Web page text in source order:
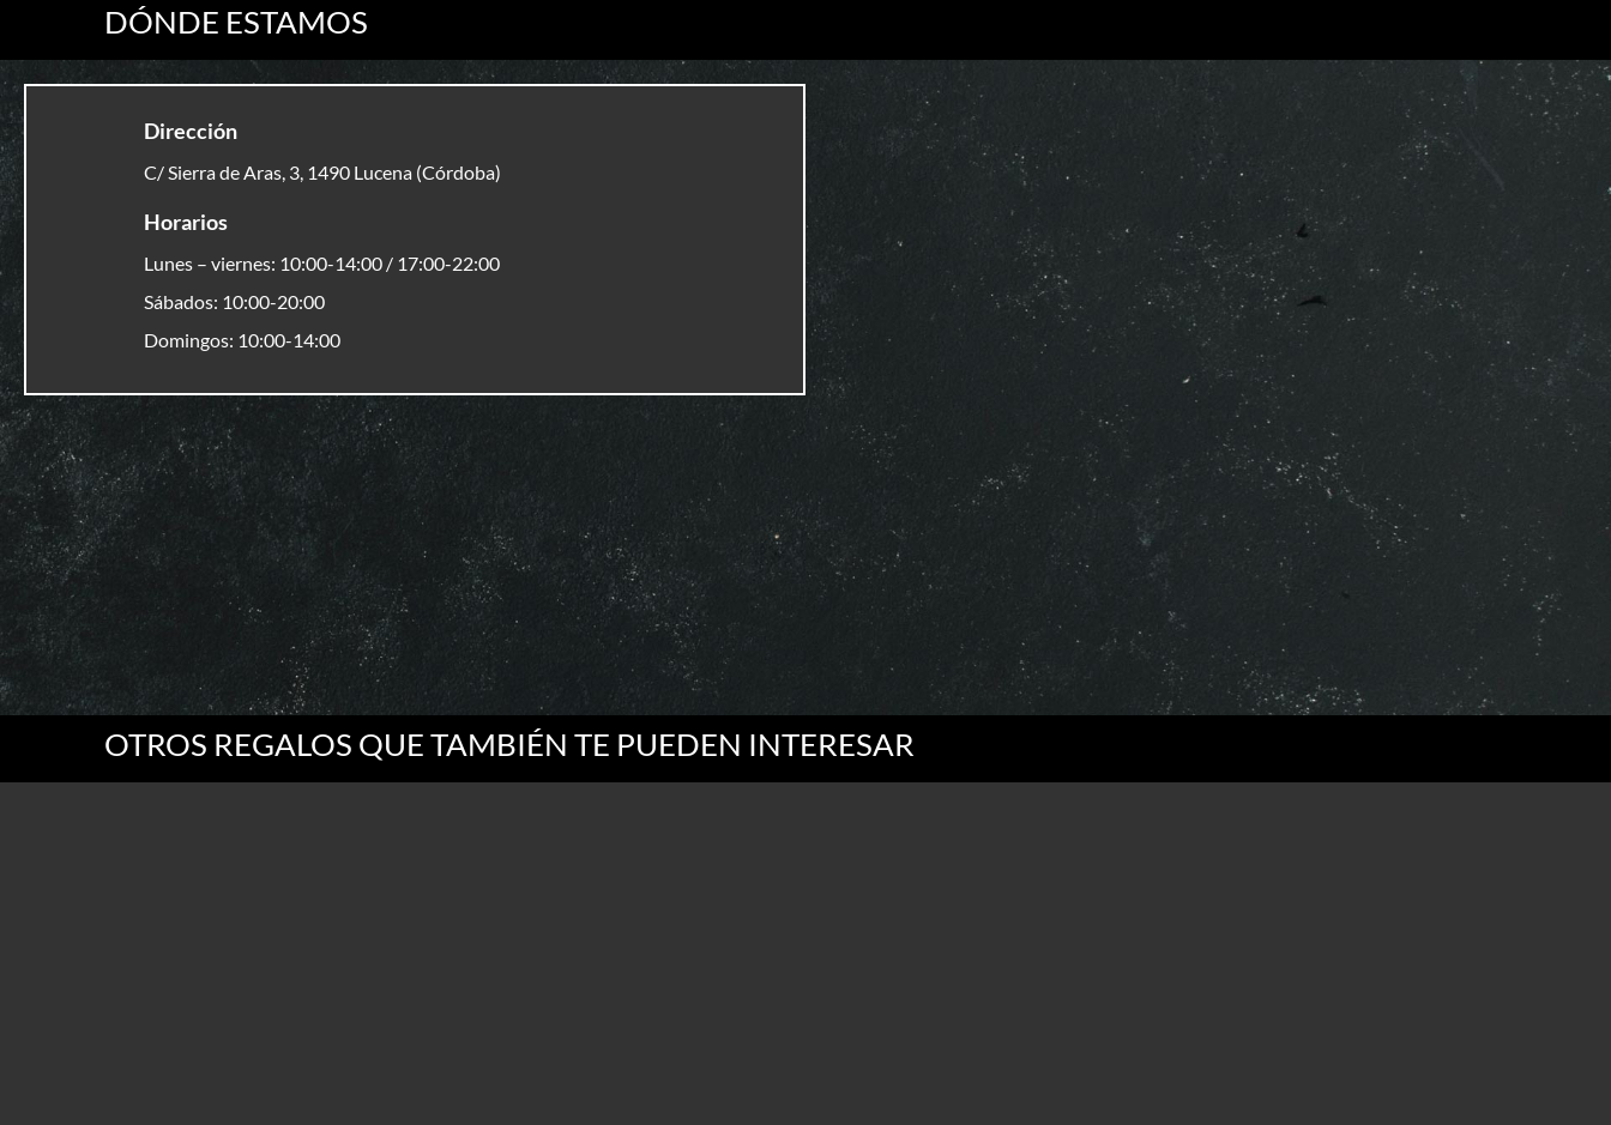
DÓNDE ESTAMOS
Dirección
C/ Sierra de Aras, 3, 1490 Lucena (Córdoba)
Horarios
Lunes – viernes: 10:00-14:00 / 17:00-22:00
Sábados: 10:00-20:00
Domingos: 10:00-14:00
OTROS REGALOS QUE TAMBIÉN TE PUEDEN INTERESAR